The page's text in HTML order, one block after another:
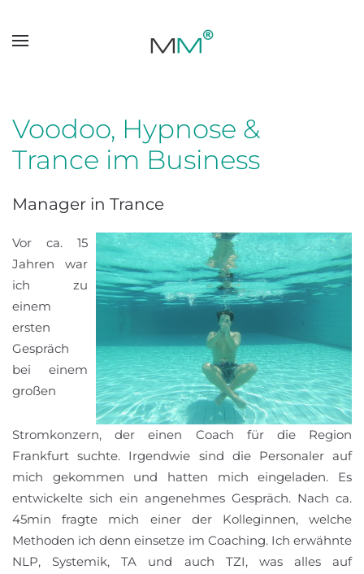
Skip to main content
Voodoo, Hypnose &
Trance im Business
Manager in Trance
Vor ca. 15
Jahren war
ich zu
einem
ersten
Gespräch
bei einem
großen
Stromkonzern, der einen Coach für die Region
Frankfurt suchte. Irgendwie sind die Personaler auf
mich gekommen und hatten mich eingeladen. Es
entwickelte sich ein angenehmes Gespräch. Nach ca.
45min fragte mich einer der Kolleginnen, welche
Methoden ich denn einsetze im Coaching. Ich erwähnte
NLP, Systemik, TA und auch TZI, was alles auf